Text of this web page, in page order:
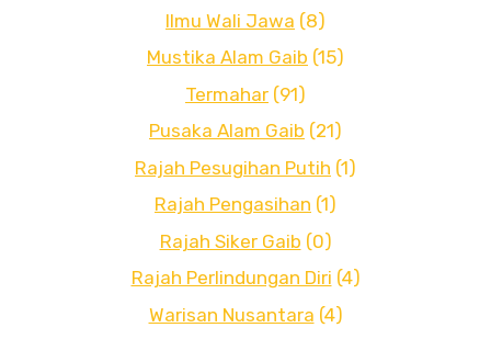
Ilmu Wali Jawa (8)
Mustika Alam Gaib (15)
Termahar (91)
Pusaka Alam Gaib (21)
Rajah Pesugihan Putih (1)
Rajah Pengasihan (1)
Rajah Siker Gaib (0)
Rajah Perlindungan Diri (4)
Warisan Nusantara (4)